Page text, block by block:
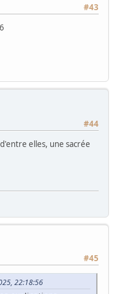
#43
#44
elles, une sacrée
#45
22:18:56